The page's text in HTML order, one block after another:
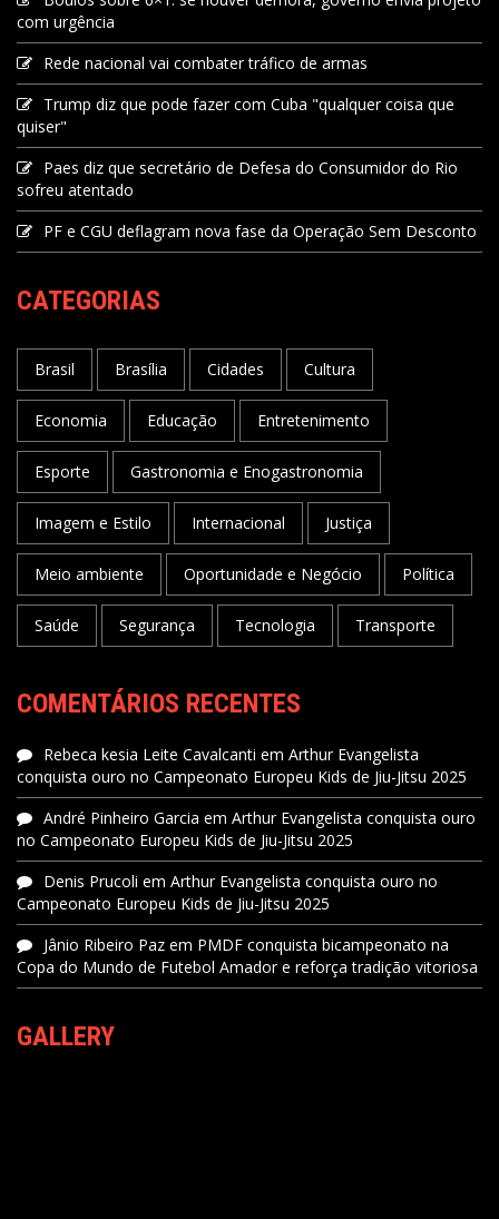
com urgência
Rede nacional vai combater tráfico de armas
Trump diz que pode fazer com Cuba "qualquer coisa que
quiser"
Paes diz que secretário de Defesa do Consumidor do Rio
sofreu atentado
PF e CGU deflagram nova fase da Operação Sem Desconto
CATEGORIAS
Brasil Brasília Cidades Cultura
Economia Educação Entretenimento
Esporte Gastronomia e Enogastronomia
Imagem e Estilo Internacional Justiça
Meio ambiente Oportunidade e Negócio Política
Saúde Segurança Tecnologia Transporte
COMENTÁRIOS RECENTES
Rebeca kesia Leite Cavalcanti em Arthur Evangelista
conquista ouro no Campeonato Europeu Kids de Jiu-Jitsu 2025
André Pinheiro Garcia em Arthur Evangelista conquista ouro
no Campeonato Europeu Kids de Jiu-Jitsu 2025
Denis Prucoli em Arthur Evangelista conquista ouro no
Campeonato Europeu Kids de Jiu-Jitsu 2025
Jânio Ribeiro Paz em PMDF conquista bicampeonato na
Copa do Mundo de Futebol Amador e reforça tradição vitoriosa
GALLERY